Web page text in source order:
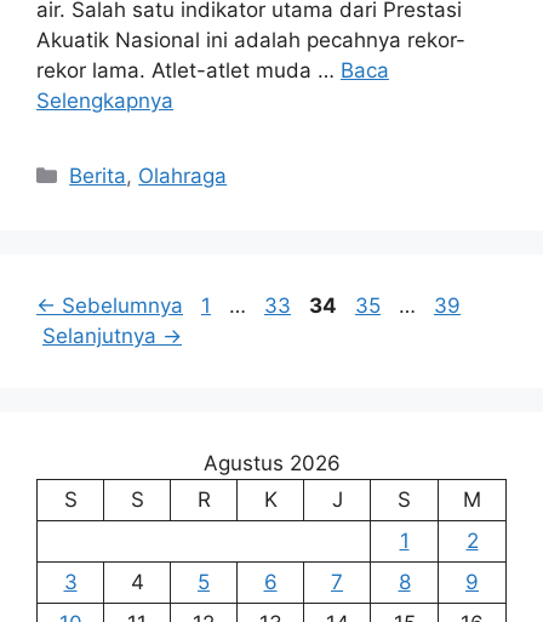
air. Salah satu indikator utama dari Prestasi
Akuatik Nasional ini adalah pecahnya rekor-
rekor lama. Atlet-atlet muda … Baca
Selengkapnya
Kategori
Berita, Olahraga
← Sebelumnya Halaman
1 … Halaman
33 Halaman
34 Halaman
35 … Halaman
39
Selanjutnya →
Agustus 2026
S
S R K J S
M
1
2
3
4 5 6 7 8
9